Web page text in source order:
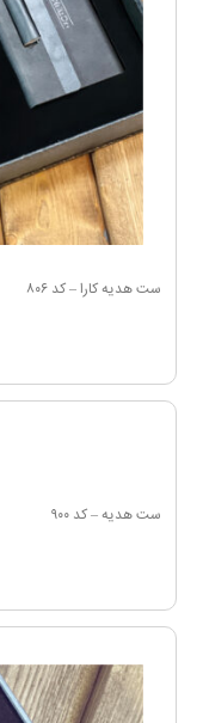
ست هدیه کارا – کد ۸۰۶
ست هدیه – کد ۹۰۰